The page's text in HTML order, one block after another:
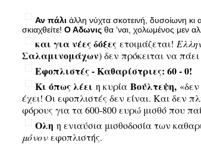
Αν πάλι άλλη νύχτα σκοτεινή, δυσοίωνη κι
σκιαχθείτε! Ο Αδωνιςθα ’ναι, χολωμένος μεν
και για νέες δόξεςετοιμάζεται!
Σαλαμινομάχων) δεν πρόκειται να
Εφοπλιστές - Καθαρίστριες: 60 - 0!
Κι όπως λέει η κυρία Βούλτεψη,«δεν
έχει! Οι εφοπλιστές δεν είναι. Και δεν
φόρους για τα 600-800 ευρώ μισθό που
Ολη η ενιαύσια μισθοδοσία των
μόνονεφοπλιστής.